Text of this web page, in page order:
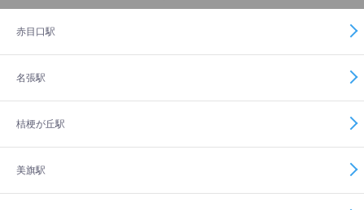
赤目口駅
名張駅
桔梗が丘駅
美旗駅